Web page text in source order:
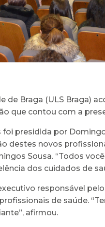
de Braga (ULS Braga)
que contou com a
presidida por
destes novos
Sousa. “Todos
dos cuidados de
responsável
de saúde.
afirmou.